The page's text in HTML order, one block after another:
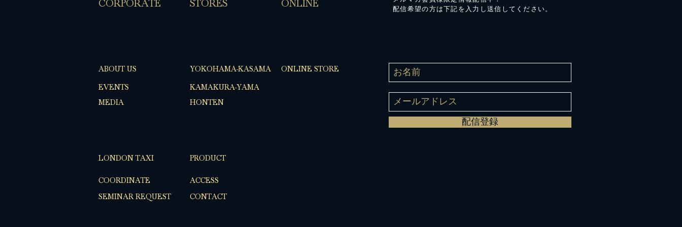
​CORPORATE ​STORES ONLINE
配信希望の方は下記を入力し送信してください。
ABOUT US
EVENTS
MEDIA
YOKOHAMA-KASAMA ONLINE STORE
KAMAKURA-YAMA
HONTEN
配信登録
LONDON TAXI
COORDINATE
SEMINAR REQUEST
PRODUCT
ACCESS
CONTACT